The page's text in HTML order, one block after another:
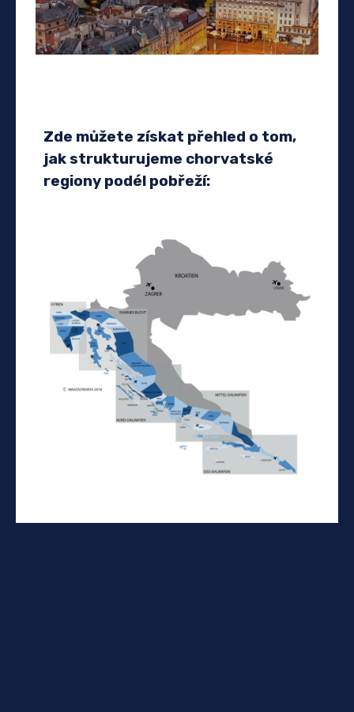
Zde můžete získat přehled o tom,
jak strukturujeme chorvatské
regiony podél pobřeží: